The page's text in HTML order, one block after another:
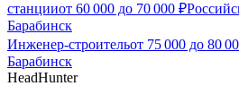
станцииот 60 000 до 70 000 ₽
Барабинск
Инженер-строительот 75 000 до 80
Барабинск
HeadHunter